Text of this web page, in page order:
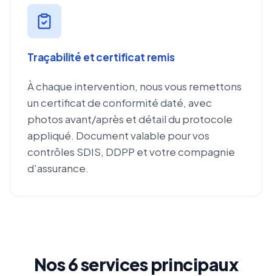
Traçabilité et certificat remis
À chaque intervention, nous vous remettons
un certificat de conformité daté, avec
photos avant/après et détail du protocole
appliqué. Document valable pour vos
contrôles SDIS, DDPP et votre compagnie
d'assurance.
Nos 6 services principaux